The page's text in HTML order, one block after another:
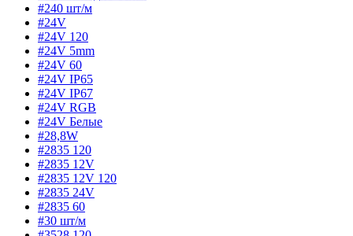
#240 шт/м
#24V
#24V 120
#24V 5mm
#24V 60
#24V IP65
#24V IP67
#24V RGB
#24V Белые
#28,8W
#2835 120
#2835 12V
#2835 12V 120
#2835 24V
#2835 60
#30 шт/м